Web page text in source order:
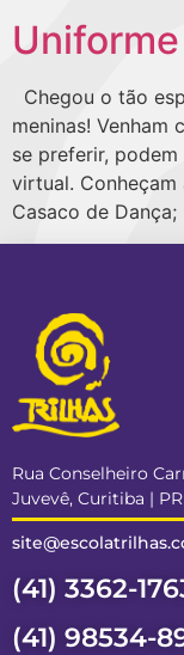
Chegou o tão
meninas! Venham
se preferir,
virtual. Conheçam
Casaco de
Rua Conselheiro
Juvevê, Curitiba | PR
(41) 3362-
(41) 98534-